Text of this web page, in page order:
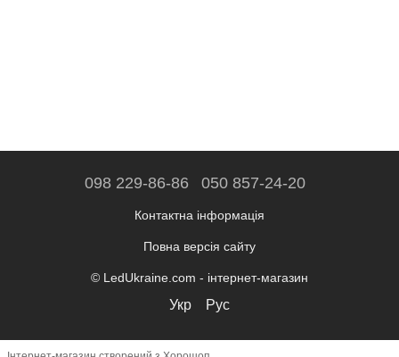
098 229-86-86 050 857-24-20
Контактна інформація
Повна версія сайту
© LedUkraine.com - інтернет-магазин
Укр Рус